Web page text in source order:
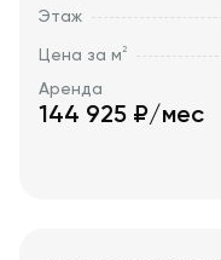
Этаж
Цена за м2
Аренда
144 925 ₽/мес